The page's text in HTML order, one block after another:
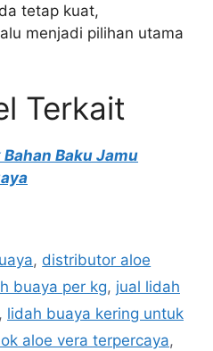
tetap kuat,
menjadi pilihan utama
Terkait
Baku Jamu
, distributor aloe
buaya per kg, jual lidah
, lidah buaya kering untuk
aloe vera terpercaya,